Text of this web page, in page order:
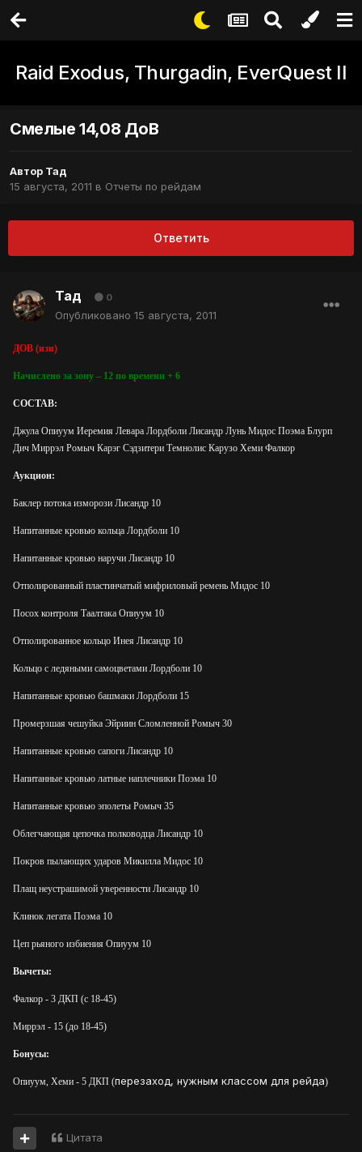
Raid Exodus, Thurgadin, EverQuest II
Смелые 14,08 ДоВ
Автор Тад
15 августа, 2011 в Отчеты по рейдам
Ответить
Тад 0
Опубликовано 15 августа, 2011
ДОВ (изи)
Начислено за зону – 12 по времени + 6
СОСТАВ:
Джула Опиуум Иеремия Левара Лордболи Лисандр Лунь Мидос Поэма Блурп
Дич Миррэл Ромыч Карэг Сэдзитери Темнолис Карузо Хеми Фалкор
Аукцион:
Баклер потока изморози Лисандр 10
Напитанные кровью кольца Лордболи 10
Напитанные кровью наручи Лисандр 10
Отполированный пластинчатый мифриловый ремень Мидос 10
Посох контроля Таалтака Опиуум 10
Отполированное кольцо Инея Лисандр 10
Кольцо с ледяными самоцветами Лордболи 10
Напитанные кровью башмаки Лордболи 15
Промерзшая чешуйка Эйриин Сломленной Ромыч 30
Напитанные кровью сапоги Лисандр 10
Напитанные кровью латные наплечники Поэма 10
Напитанные кровью эполеты Ромыч 35
Облегчающая цепочка полководца Лисандр 10
Покров пылающих ударов Микилла Мидос 10
Плащ неустрашимой уверенности Лисандр 10
Клинок легата Поэма 10
Цеп рьяного избиения Опиуум 10
Вычеты:
Фалкор - 3 ДКП (с 18-45)
Миррэл - 15 (до 18-45)
Бонусы:
Опиуум, Хеми - 5 ДКП (перезаход, нужным классом для рейда)
Цитата